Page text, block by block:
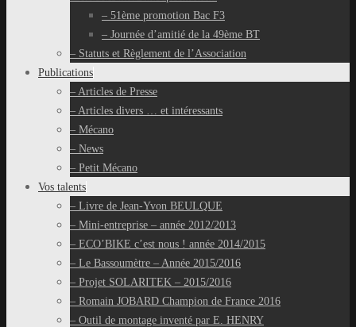
– 51ème promotion Bac F3
– Journée d’amitié de la 49ème BT
– Statuts et Règlement de l’Association
Publications
– Articles de Presse
– Articles divers … et intéressants
– Mécano
– News
– Petit Mécano
Vos talents
– Livre de Jean-Yvon BEULQUE
– Mini-entreprise – année 2012/2013
– ECO’BIKE c’est nous ! année 2014/2015
– Le Bassoumètre – Année 2015/2016
– Projet SOLARITEK – 2015/2016
– Romain JOBARD Champion de France 2016
– Outil de montage inventé par E. HENRY